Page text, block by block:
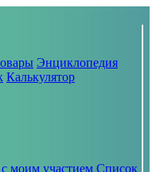
Энциклопедия
Калькулятор
моим участием Список